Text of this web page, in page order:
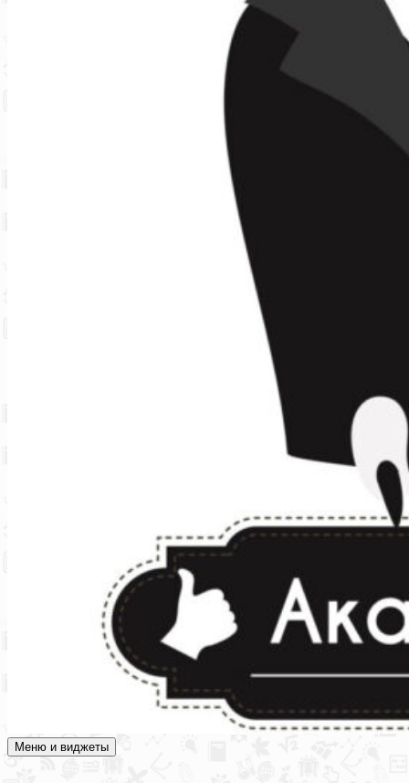
Академия СОВА
Подготовка к ЕГЭ, ОГЭ, ВПР, МЦКО, СтатГрад, КДР, ВОШ,
Меню и виджеты